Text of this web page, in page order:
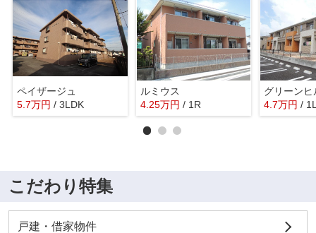
ペイザージュ
5.7万円 / 3LDK
ルミウス
4.25万円 / 1R 4.7万円 /
こだわり特集
戸建・借家物件